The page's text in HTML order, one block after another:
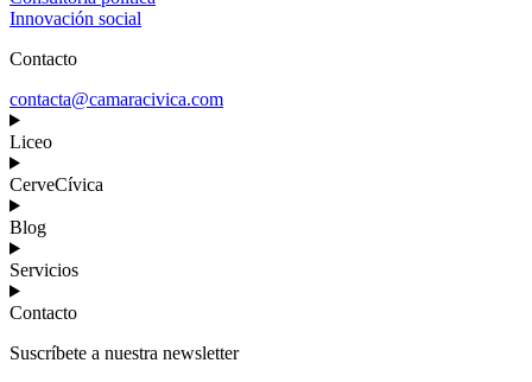
Innovación social
Contacto
contacta@camaracivica.com
Liceo
CerveCívica
Blog
Servicios
Contacto
Suscríbete a nuestra newsletter